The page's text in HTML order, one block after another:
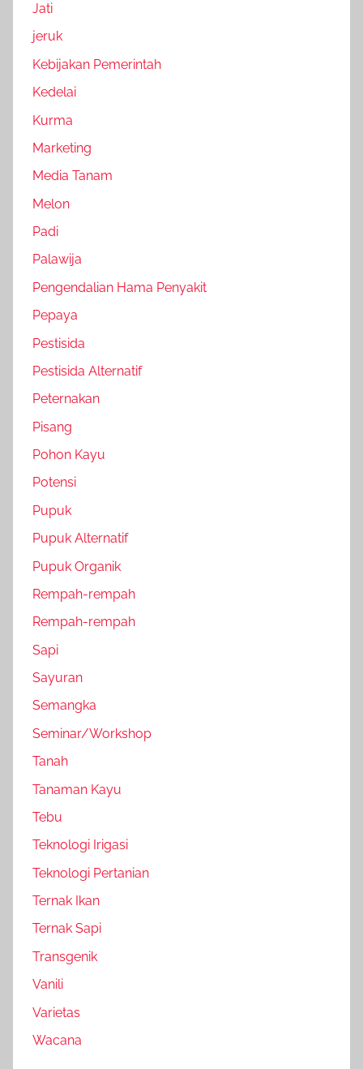
Jati
jeruk
Kebijakan Pemerintah
Kedelai
Kurma
Marketing
Media Tanam
Melon
Padi
Palawija
Pengendalian Hama Penyakit
Pepaya
Pestisida
Pestisida Alternatif
Peternakan
Pisang
Pohon Kayu
Potensi
Pupuk
Pupuk Alternatif
Pupuk Organik
Rempah-rempah
Rempah-rempah
Sapi
Sayuran
Semangka
Seminar/Workshop
Tanah
Tanaman Kayu
Tebu
Teknologi Irigasi
Teknologi Pertanian
Ternak Ikan
Ternak Sapi
Transgenik
Vanili
Varietas
Wacana